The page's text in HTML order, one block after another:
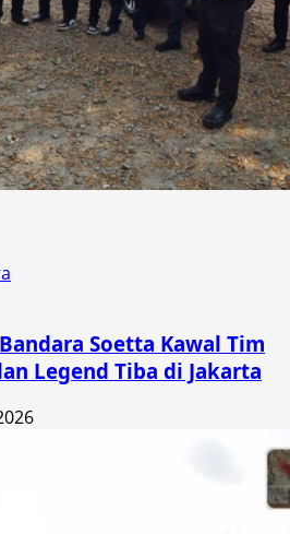
Soetta Kawal Tim
Legend Tiba di Jakarta